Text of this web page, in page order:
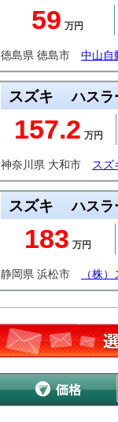
59 万円
徳島県 徳島市 中山自
スズキ ハスラ
157.2 万円
神奈川県 大和市 スズ
スズキ ハスラ
183 万円
静岡県 浜松市 （株